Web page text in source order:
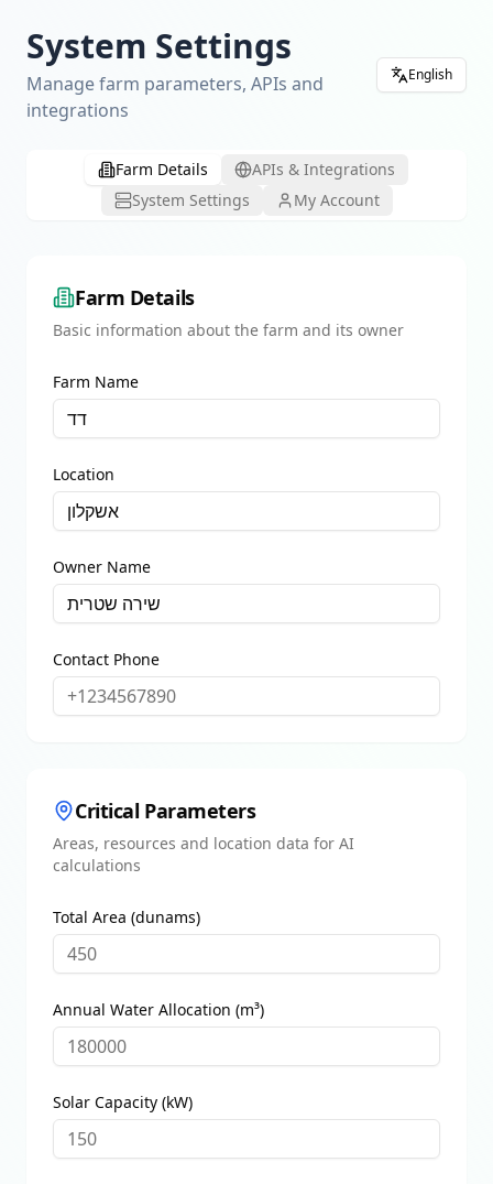
System Settings
Manage farm parameters, APIs and
integrations
English
Farm Details
APIs & Integrations
System Settings
My Account
Farm Details
Basic information about the farm and its owner
Farm Name
Location
Owner Name
Contact Phone
Critical Parameters
Areas, resources and location data for AI
calculations
Total Area (dunams)
Annual Water Allocation (m³)
Solar Capacity (kW)